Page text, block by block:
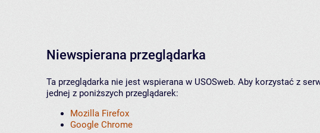
Niewspierana przeglądarka
Ta przeglądarka nie jest wspierana w USOSweb. Aby korzystać z
jednej z poniższych przeglądarek:
Mozilla Firefox
Google Chrome